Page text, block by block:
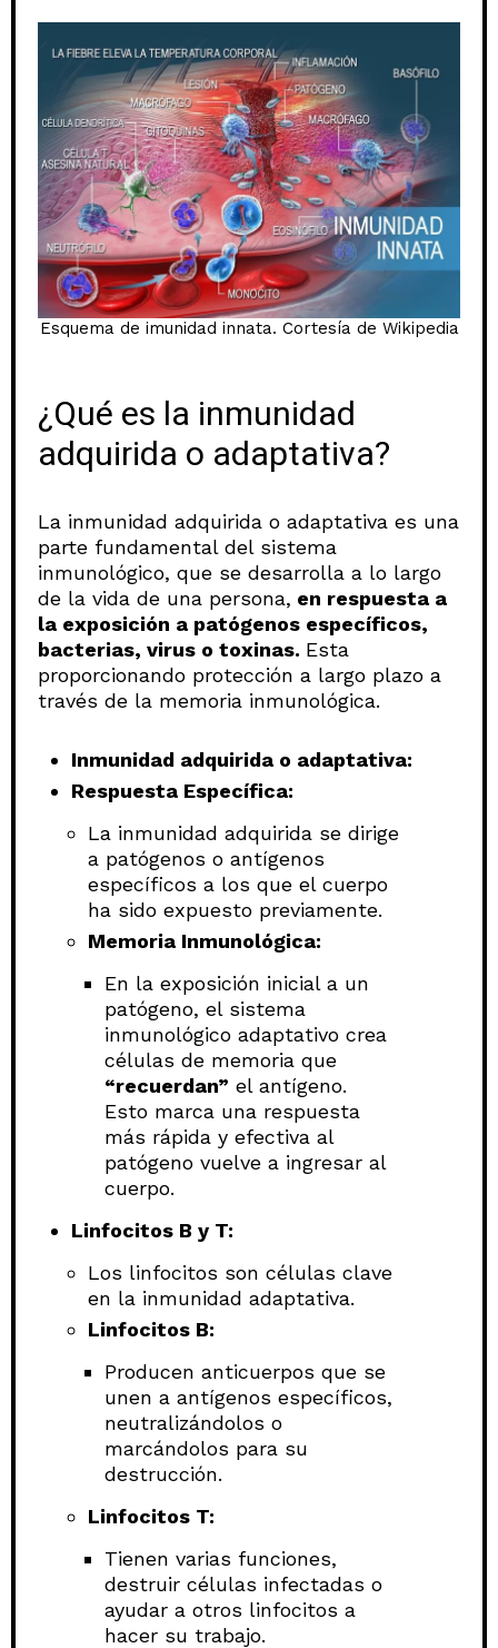
Esquema de imunidad innata. Cortesía de Wikipedia
¿Qué es la inmunidad
adquirida o adaptativa?
La inmunidad adquirida o adaptativa es una
parte fundamental del sistema
inmunológico, que se desarrolla a lo largo
de la vida de una persona, en respuesta a
la exposición a patógenos específicos,
bacterias, virus o toxinas. Esta
proporcionando protección a largo plazo a
través de la memoria inmunológica.
Inmunidad adquirida o adaptativa:
Respuesta Específica:
La inmunidad adquirida se dirige
a patógenos o antígenos
específicos a los que el cuerpo
ha sido expuesto previamente.
Memoria Inmunológica:
En la exposición inicial a un
patógeno, el sistema
inmunológico adaptativo crea
células de memoria que
“recuerdan” el antígeno.
Esto marca una respuesta
más rápida y efectiva al
patógeno vuelve a ingresar al
cuerpo.
Linfocitos B y T:
Los linfocitos son células clave
en la inmunidad adaptativa.
Linfocitos B:
Producen anticuerpos que se
unen a antígenos específicos,
neutralizándolos o
marcándolos para su
destrucción.
Linfocitos T:
Tienen varias funciones,
destruir células infectadas o
ayudar a otros linfocitos a
hacer su trabajo.